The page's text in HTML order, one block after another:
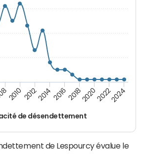
de désendettement
2010 2012201420162018202020222024
de Lespourcy évalue le